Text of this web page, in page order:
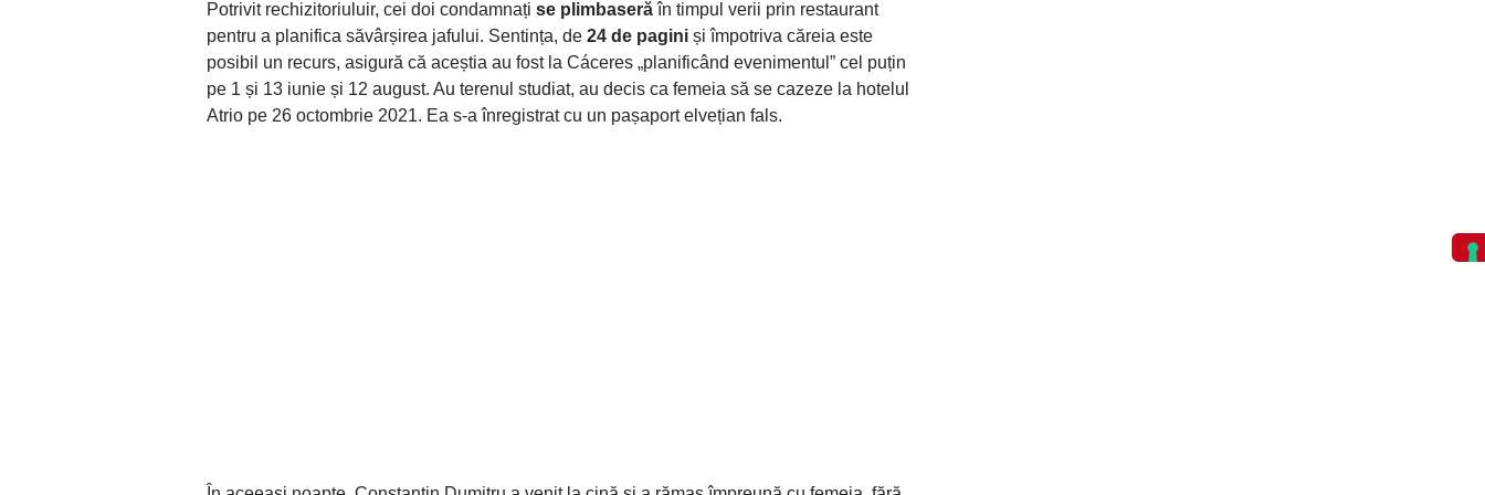
Potrivit rechizitoriuluir, cei doi condamnați se plimbaserăîn timpul verii prin restaurant
pentru a planifica săvârșirea jafului. Sentința, de 24 de pagini și împotriva căreia este
posibil un recurs, asigură că aceștia au fost la Cáceres „planificând evenimentul” cel puțin
pe 1 și 13 iunie și 12 august. Au terenul studiat, au decis ca femeia să se cazeze la hotelul
Atrio pe 26 octombrie 2021. Ea s-a înregistrat cu un pașaport elvețian fals.